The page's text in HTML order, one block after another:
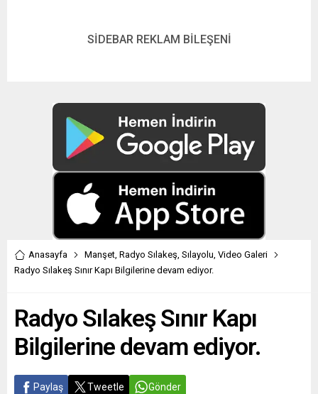
SİDEBAR REKLAM BİLEŞENİ
Anasayfa Manşet, Radyo Sılakeş, Sılayolu, Video Galeri
Radyo Sılakeş Sınır Kapı Bilgilerine devam ediyor.
Radyo Sılakeş Sınır Kapı
Bilgilerine devam ediyor.
Paylaş Tweetle Gönder